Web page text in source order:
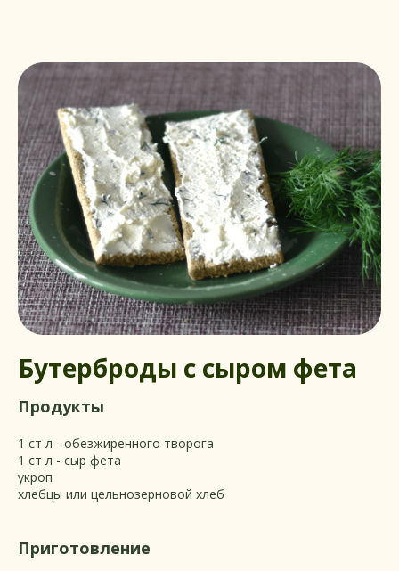
Бутерброды с сыром фета
Продукты
1 ст л - обезжиренного творога
1 ст л - сыр фета
укроп
хлебцы или цельнозерновой хлеб
Приготовление